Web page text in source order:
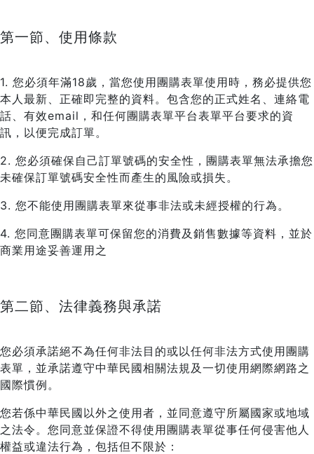
第一節、使用條款
1. 您必須年滿18歲，當您使用團購表單使用時，務必提供您
本人最新、正確即完整的資料。包含您的正式姓名、連絡電
話、有效email，和任何團購表單平台表單平台要求的資
訊，以便完成訂單。
2. 您必須確保自己訂單號碼的安全性，團購表單無法承擔您
未確保訂單號碼安全性而產生的風險或損失。
3. 您不能使用團購表單來從事非法或未經授權的行為。
4. 您同意團購表單可保留您的消費及銷售數據等資料，並於
商業用途妥善運用之
第二節、法律義務與承諾
您必須承諾絕不為任何非法目的或以任何非法方式使用團購
表單，並承諾遵守中華民國相關法規及一切使用網際網路之
國際慣例。
您若係中華民國以外之使用者，並同意遵守所屬國家或地域
之法令。您同意並保證不得使用團購表單從事任何侵害他人
權益或違法行為，包括但不限於：